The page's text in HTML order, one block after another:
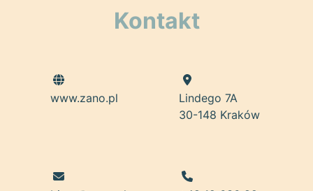
Kontakt
www.zano.pl
Lindego 7A
30-148 Kraków